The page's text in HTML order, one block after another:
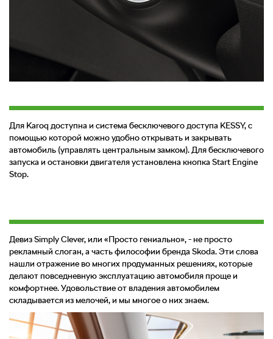
Для Karoq доступна и система бесключевого доступа KESSY, с
помощью которой можно удобно открывать и закрывать
автомобиль (управлять центральным замком). Для бесключевого
запуска и остановки двигателя установлена кнопка Start Engine
Stop.
Девиз Simply Clever, или «Просто гениально», - не просто
рекламный слоган, а часть философии бренда Skoda. Эти слова
нашли отражение во многих продуманных решениях, которые
делают повседневную эксплуатацию автомобиля проще и
комфортнее. Удовольствие от владения автомобилем
складывается из мелочей, и мы многое о них знаем.